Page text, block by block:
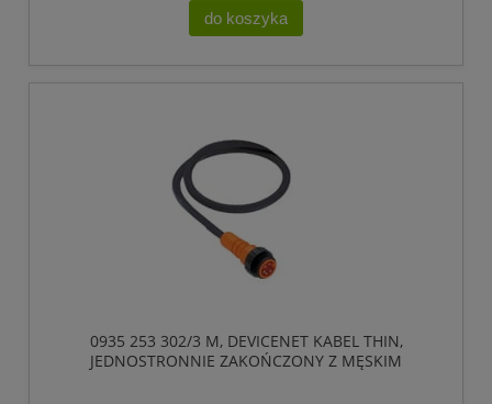
do koszyka
0935 253 302/3 M, DEVICENET KABEL THIN,
JEDNOSTRONNIE ZAKOŃCZONY Z MĘSKIM